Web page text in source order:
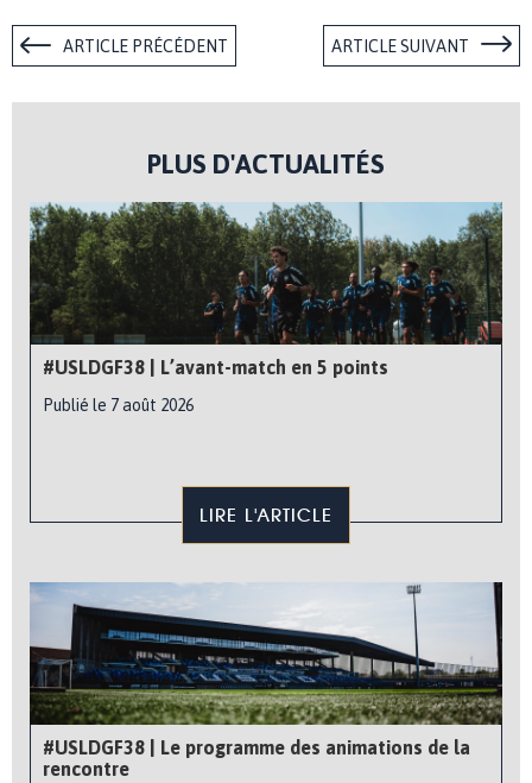
ARTICLE PRÉCÉDENT ARTICLE SUIVANT
PLUS D'ACTUALITÉS
#USLDGF38 | L’avant-match en 5 points
Publié le 7 août 2026
LIRE L'ARTICLE
#USLDGF38 | Le programme des animations de la
rencontre